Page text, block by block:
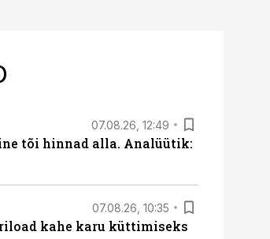
07.08.26, 12:49
tõi hinnad alla. Analüütik:
07.08.26, 10:35
kahe karu küttimiseks